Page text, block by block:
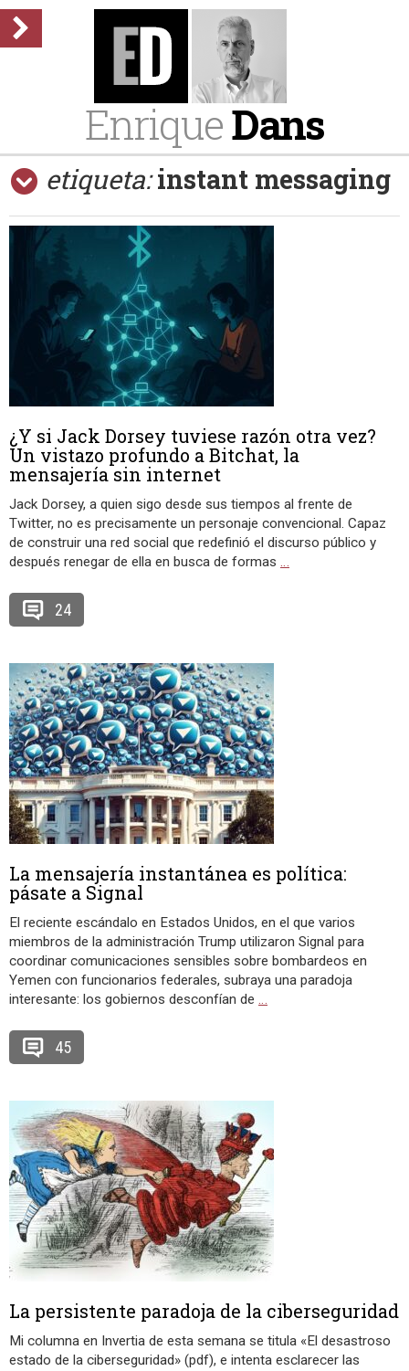
EnriqueDans
etiqueta: instant messaging
¿Y si Jack Dorsey tuviese razón otra vez?
Un vistazo profundo a Bitchat, la
mensajería sin internet
Jack Dorsey, a quien sigo desde sus tiempos al frente de
Twitter, no es precisamente un personaje convencional. Capaz
de construir una red social que redefinió el discurso público y
después renegar de ella en busca de formas …
24
La mensajería instantánea es política:
pásate a Signal
El reciente escándalo en Estados Unidos, en el que varios
miembros de la administración Trump utilizaron Signal para
coordinar comunicaciones sensibles sobre bombardeos en
Yemen con funcionarios federales, subraya una paradoja
interesante: los gobiernos desconfían de …
45
La persistente paradoja de la ciberseguridad
Mi columna en Invertia de esta semana se titula «El desastroso
estado de la ciberseguridad» (pdf), e intenta esclarecer las